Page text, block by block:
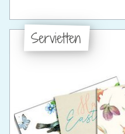
Servietten